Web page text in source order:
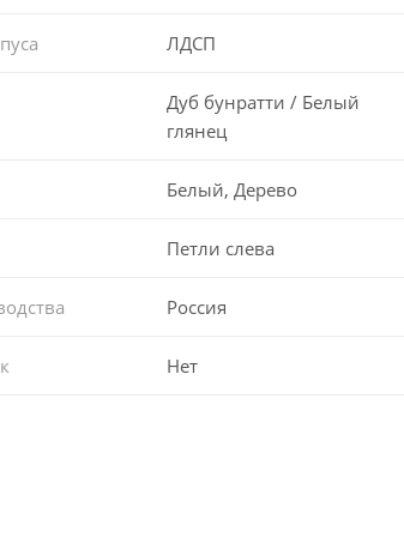
ЛДСП
Дуб бунратти / Белый
глянец
Белый, Дерево
Петли слева
Россия
Нет